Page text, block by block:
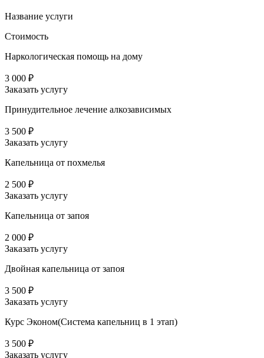
Название услуги
Стоимость
Наркологическая помощь на дому
3 000 ₽
Заказать услугу
Принудительное лечение алкозависимых
3 500 ₽
Заказать услугу
Капельница от похмелья
2 500 ₽
Заказать услугу
Капельница от запоя
2 000 ₽
Заказать услугу
Двойная капельница от запоя
3 500 ₽
Заказать услугу
Курс Эконом(Система капельниц в 1 этап)
3 500 ₽
Заказать услугу